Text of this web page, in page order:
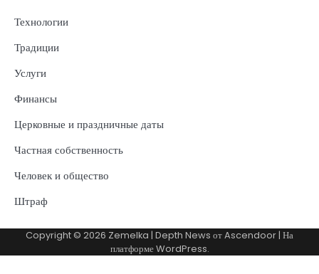
Технологии
Традиции
Услуги
Финансы
Церковные и праздничные даты
Частная собственность
Человек и общество
Штраф
Copyright © 2026 Zemelka | Depth News отAscendoor| На
платформеWordPress.